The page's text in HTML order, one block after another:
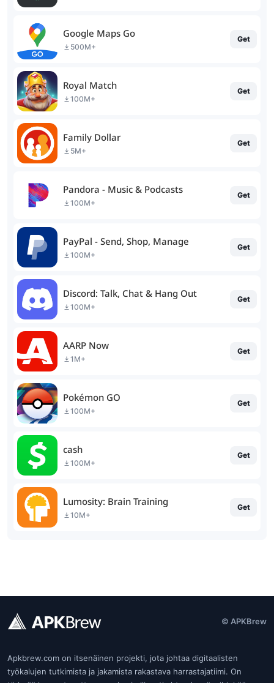
Google Maps Go
500M+
Get
Royal Match
100M+
Get
Family Dollar
5M+
Get
Pandora - Music & Podcasts
100M+
Get
PayPal - Send, Shop, Manage
100M+
Get
Discord: Talk, Chat & Hang Out
100M+
Get
AARP Now
1M+
Get
Pokémon GO
100M+
Get
cash
100M+
Get
Lumosity: Brain Training
10M+
Get
© APKBrew
Apkbrew.com on itsenäinen projekti, jota johtaa digitaalisten
työkalujen tutkimista ja jakamista rakastava harrastajatiimi. On